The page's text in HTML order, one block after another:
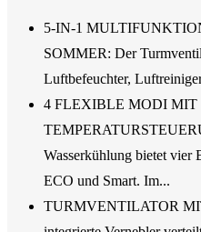
5-IN-1
SOMMER: Der
Luftbefeuchter,
4 FLEXIBLE MODI
Wasserkühlung bietet vier
ECO und Smart. Im...
TURMVENTILATOR